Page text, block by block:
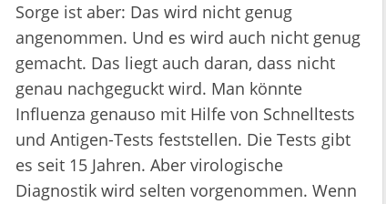
Sorge ist aber: Das wird nicht genug
angenommen. Und es wird auch nicht genug
gemacht. Das liegt auch daran, dass nicht
genau nachgeguckt wird. Man könnte
Influenza genauso mit Hilfe von Schnelltests
und Antigen-Tests feststellen. Die Tests gibt
es seit 15 Jahren. Aber virologische
Diagnostik wird selten vorgenommen. Wenn